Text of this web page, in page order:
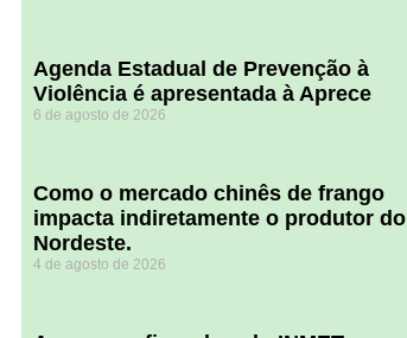
Agenda Estadual de Prevenção à
Violência é apresentada à Aprece
6 de agosto de 2026
​Como o mercado chinês de frango
impacta indiretamente o produtor do
Nordeste.
4 de agosto de 2026